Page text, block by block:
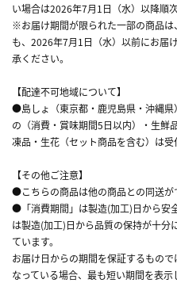
い場合は2026年7月1日（水）以降順
※お届け期間が限られた一部の商品
も、2026年7月1日（水）以前にお届
承ください。
【配達不可地域について】
●島しょ（東京都・鹿児島県・沖縄
の（消費・賞味期間5日以内）・生鮮
凍品・生花（セット商品を含む）は受
【その他ご注意】
●こちらの商品は他の商品との同送が
●「消費期間」は製造(加工)日から安
は製造(加工)日から品質の保持が十分
ています。
お届け日からの期間を保証するもの
なっている場合、最も短い期間を表